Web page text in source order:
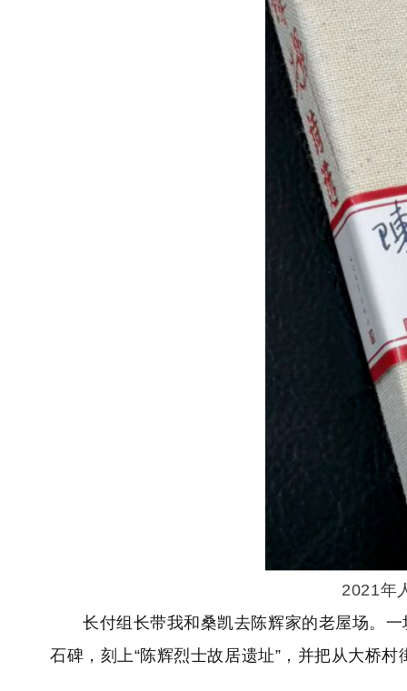
2021年
长付组长带我和桑凯去陈辉家的老屋场。
石碑，刻上“陈辉烈士故居遗址”，并把从大桥